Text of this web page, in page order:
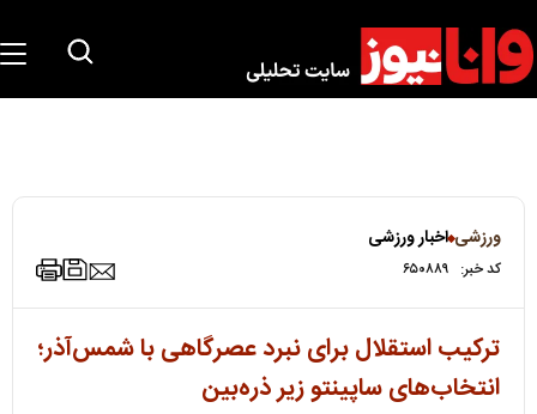
ورزشی اخبار ورزشی
کد خبر: ۶۵۰۸۸۹
ترکیب استقلال برای نبرد عصرگاهی با شمس‌آذر؛
انتخاب‌های ساپینتو زیر ذره‌بین